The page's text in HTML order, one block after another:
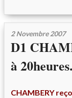
2 Novembre 2007
D1
à 20heures.
CHAMBERY